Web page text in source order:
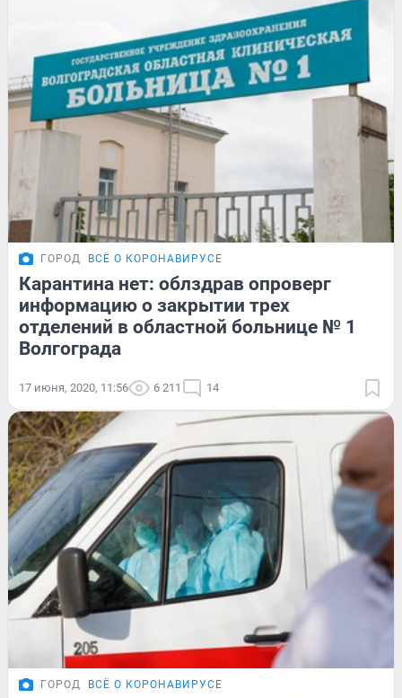
ГОРОД ВСЁ О КОРОНАВИРУСЕ
Карантина нет: облздрав опроверг
информацию о закрытии трех
отделений в областной больнице № 1
Волгограда
17 июня, 2020, 11:56 6 211 14
ГОРОД ВСЁ О КОРОНАВИРУСЕ